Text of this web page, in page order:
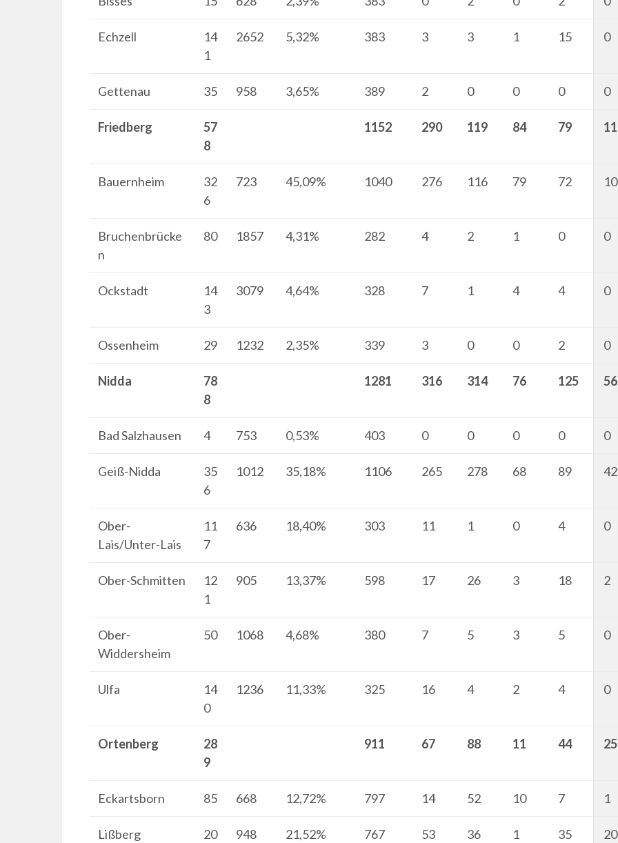
Echzell
14
1
2652 5,32% 383 3 3 1 15 0
Gettenau 35 958 3,65% 389 2 0 0 0 0
Friedberg
57
8
1152 290 119 84 79
Bauernheim
32
6
723 45,09% 1040 276 116 79 72
Bruchenbrücke
n
80 1857 4,31% 282 4 2 1 0 0
Ockstadt
14
3
3079 4,64% 328 7 1 4 4 0
Ossenheim 29 1232 2,35% 339 3 0 0 2 0
Nidda
78
8
1281 316 314 76 125 56
Bad Salzhausen 4 753 0,53% 403 0 0 0 0 0
Geiß-Nidda
35
6
1012 35,18% 1106 265 278 68 89 42
Ober-
Lais/Unter-Lais
11
7
636 18,40% 303 11 1 0 4 0
Ober-Schmitten
12
1
905 13,37% 598 17 26 3 18 2
Ober-
Widdersheim
50 1068 4,68% 380 7 5 3 5 0
Ulfa
14
0
1236 11,33% 325 16 4 2 4 0
Ortenberg
28
9
911 67 88 11 44 25
Eckartsborn 85 668 12,72% 797 14 52 10 7 1
Lißberg 20 948 21,52% 767 53 36 1 35 20